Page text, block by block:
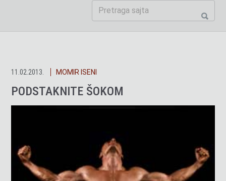
11.02.2013. MOMIR ISENI
PODSTAKNITE ŠOKOM